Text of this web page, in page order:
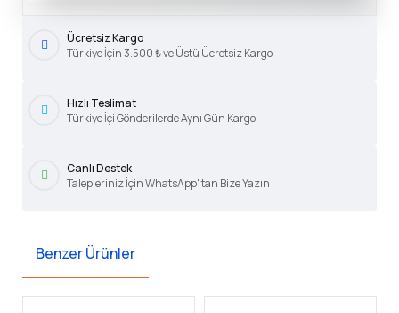
Ücretsiz Kargo
Türkiye İçin 3.500 ₺ ve Üstü Ücretsiz Kargo
Hızlı Teslimat
Türkiye İçi Gönderilerde Aynı Gün Kargo
Canlı Destek
Talepleriniz İçin WhatsApp' tan Bize Yazın
Benzer Ürünler